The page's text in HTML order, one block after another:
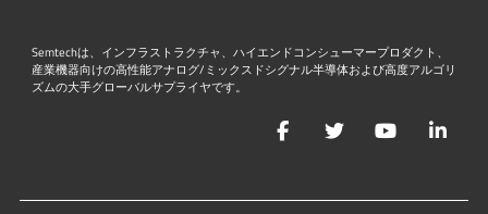
Semtechは、インフラストラクチャ、ハイエンドコンシューマープロダクト、
産業機器向けの高性能アナログ/ミックスドシグナル半導体および高度アルゴリ
ズムの大手グローバルサプライヤです。
FacebookTwitterYouTube